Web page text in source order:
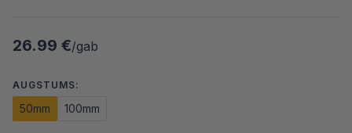
26.99 €/gab
AUGSTUMS:
50mm 100mm